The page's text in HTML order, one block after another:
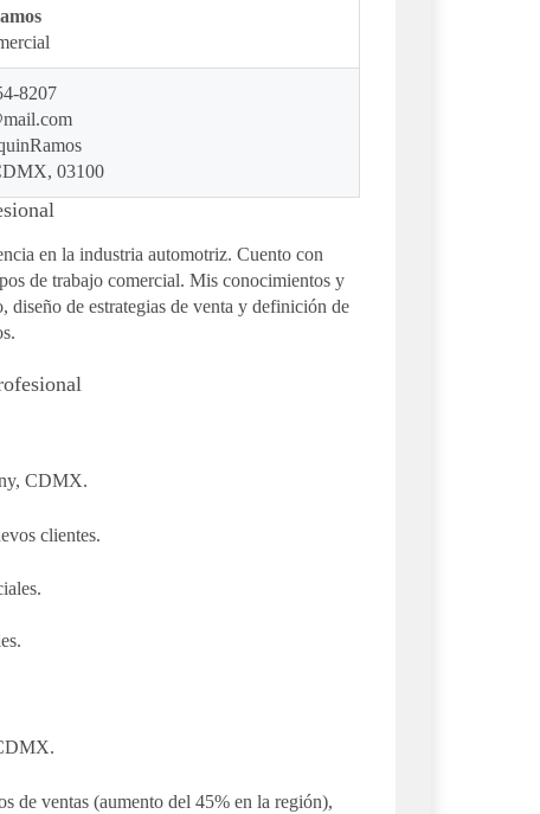
8207
03100
en la industria automotriz. Cuento con
de trabajo comercial. Mis conocimientos y
diseño de estrategias de venta y definición de
CDMX.
clientes.
de ventas (aumento del 45% en la región),